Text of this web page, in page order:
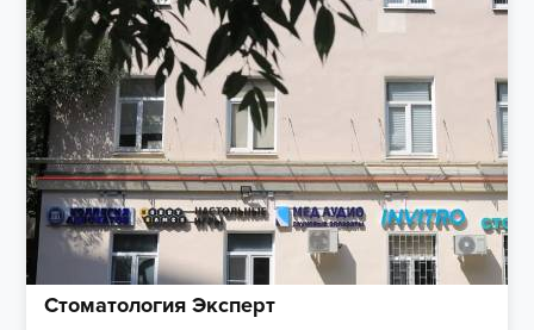
Стоматология Эксперт